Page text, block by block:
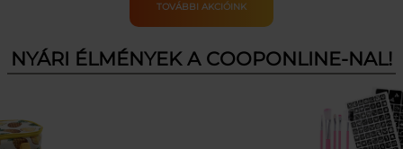
TOVÁBBI AKCIÓINK
NYÁRI ÉLMÉNYEK A COOPONLINE-NAL!